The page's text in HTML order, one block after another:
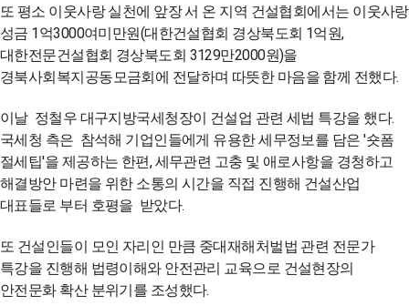
또 평소 이웃사랑 실천에 앞장 서 온 지역 건설협회에서는 이웃사랑
성금 1억3000여미만원(대한건설협회 경상북도회 1억원,
대한전문건설협회 경상북도회 3129만2000원)을
경북사회복지공동모금회에 전달하며 따뜻한 마음을 함께 전했다.
이날 정철우 대구지방국세청장이 건설업 관련 세법 특강을 했다.
국세청 측은 참석해 기업인들에게 유용한 세무정보를 담은 '숏폼
절세팁'을 제공하는 한편, 세무관련 고충 및 애로사항을 경청하고
해결방안 마련을 위한 소통의 시간을 직접 진행해 건설산업
대표들로 부터 호평을 받았다.
또 건설인들이 모인 자리인 만큼 중대재해처벌법 관련 전문가
특강을 진행해 법령이해와 안전관리 교육으로 건설현장의
안전문화 확산 분위기를 조성했다.